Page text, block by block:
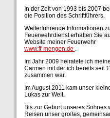
In der Zeit von 1993 bis 2007
die Position des Schriftführers.
Weiterführende Informationen
Feuerwehrdienst erhalten Sie
Website meiner Feuerwehr
www.ff-mengen.de .
Im Jahr 2009 heiratete ich
Carmen mit der ich bereits seit
zusammen war.
Im August 2011 kam unser
Lukas zur Welt.
Bis zur Geburt unseres Sohnes
Reisen unser großes,